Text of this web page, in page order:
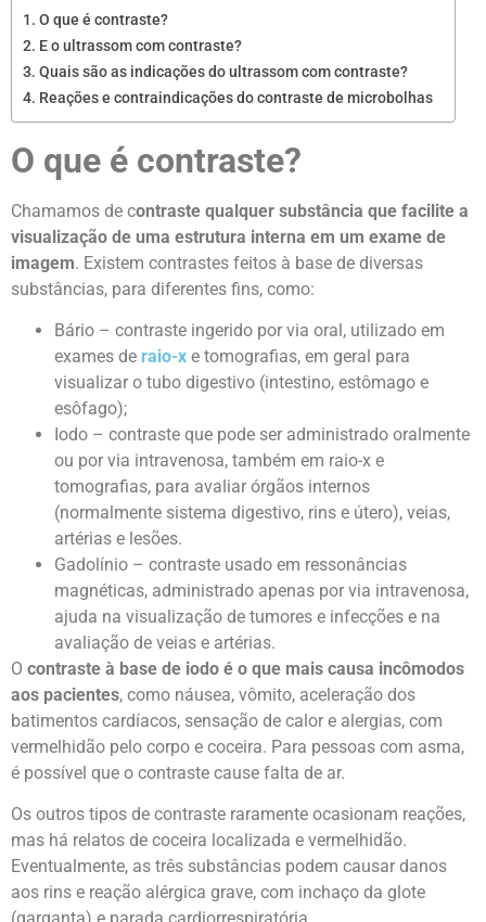
O que é contraste?
E o ultrassom com contraste?
Quais são as indicações do ultrassom com contraste?
Reações e contraindicações do contraste de microbolhas
O que é contraste?
Chamamos de contraste qualquer substância que facilite a
visualização de uma estrutura interna em um exame de
imagem. Existem contrastes feitos à base de diversas
substâncias, para diferentes fins, como:
Bário – contraste ingerido por via oral, utilizado em
exames de raio-x e tomografias, em geral para
visualizar o tubo digestivo (intestino, estômago e
esôfago);
Iodo – contraste que pode ser administrado oralmente
ou por via intravenosa, também em raio-x e
tomografias, para avaliar órgãos internos
(normalmente sistema digestivo, rins e útero), veias,
artérias e lesões.
Gadolínio – contraste usado em ressonâncias
magnéticas, administrado apenas por via intravenosa,
ajuda na visualização de tumores e infecções e na
avaliação de veias e artérias.
O contraste à base de iodo é o que mais causa incômodos
aos pacientes, como náusea, vômito, aceleração dos
batimentos cardíacos, sensação de calor e alergias, com
vermelhidão pelo corpo e coceira. Para pessoas com asma,
é possível que o contraste cause falta de ar.
Os outros tipos de contraste raramente ocasionam reações,
mas há relatos de coceira localizada e vermelhidão.
Eventualmente, as três substâncias podem causar danos
aos rins e reação alérgica grave, com inchaço da glote